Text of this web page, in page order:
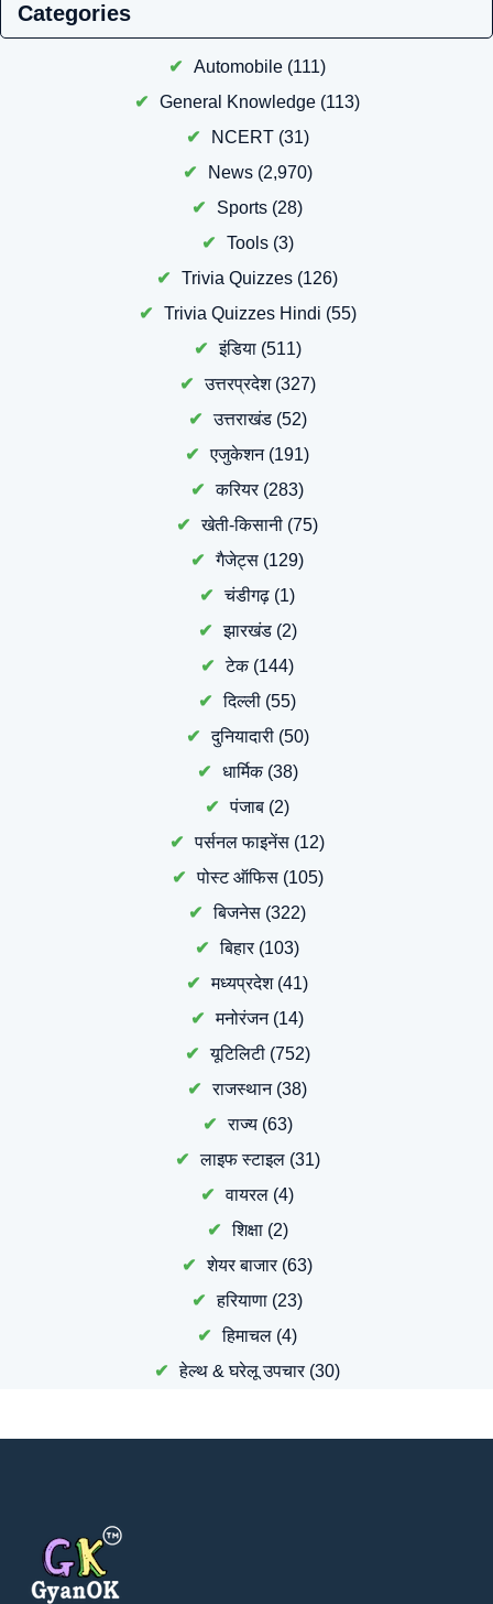
Categories
Automobile (111)
General Knowledge (113)
NCERT(31)
News(2,970)
Sports (28)
Tools(3)
Trivia Quizzes (126)
Trivia Quizzes Hindi (55)
इंडिया(511)
उत्तरप्रदेश(327)
उत्तराखंड(52)
एजुकेशन(191)
करियर(283)
खेती-किसानी (75)
गैजेट्स (129)
चंडीगढ़ (1)
झारखंड(2)
टेक(144)
दिल्ली (55)
दुनियादारी(50)
धार्मिक(38)
पंजाब (2)
पर्सनल फाइनेंस (12)
पोस्ट ऑफिस(105)
बिजनेस (322)
बिहार(103)
मध्यप्रदेश(41)
मनोरंजन(14)
यूटिलिटी(752)
राजस्थान(38)
राज्य(63)
लाइफ स्टाइल(31)
वायरल (4)
शिक्षा(2)
शेयर बाजार(63)
हरियाणा (23)
हिमाचल (4)
हेल्थ & घरेलू उपचार(30)